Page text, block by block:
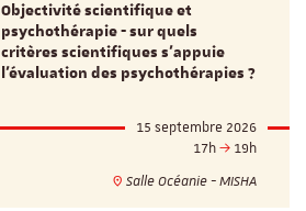
Objectivité scientifique et
psychothérapie - sur quels
critères scientifiques s'appuie
l'évaluation des psychothérapies ?
15 septembre 2026
17h
19h
Salle Océanie - MISHA